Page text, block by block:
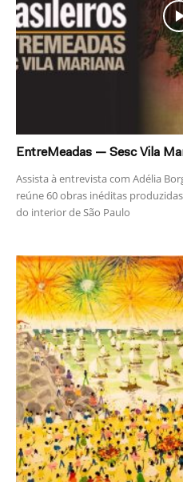
EntreMeadas — Sesc Vila
Assista à entrevista com Adélia
reúne 60 obras inéditas
do interior de São Paulo